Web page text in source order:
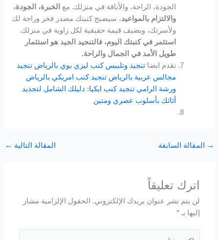
الجودة، الراحة، والأناقة في منزلك. مع
الخبرة، الجودة،
والالتزام بالمواعيد، سيصبح كنبتك مصدر فخر وراحة لك
ولأسرتك، ويضيف قيمة حقيقية لكل زاوية في منزلك.
استثمر في كنبتك اليوم، فالتنجيد الجيد هو استثمار
طويل الأمد في الجمال والراحة.
نقدم ايضاتنجيد وتلبيس كنب ليزي بوي بالرياض تنجيد
مجالس عربية بالرياض تنجيد كنب امريكي بالرياض
ورشة الرامي تنجيد كنب ايكيا: دليلك الشامل لتجديد
أثاثك بأسلوب عصري ومتين
→ المقالة السابقة المقالة التالية ←
اترك تعليقاً
لن يتم نشر عنوان بريدك الإلكتروني.
الحقول الإلزامية مشار
إليها بـ*